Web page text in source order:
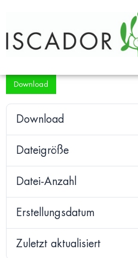
Download
Download
Dateigröße
Datei-Anzahl
Erstellungsdatum
Zuletzt aktualisiert